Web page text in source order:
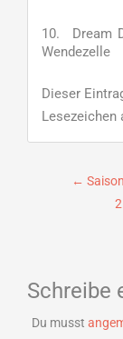
10.
Wendezelle
Dieser
Lesezeichen
←
Schreibe
Du musst